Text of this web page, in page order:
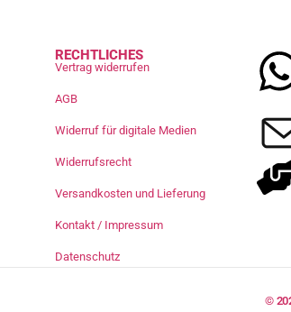
RECHTLICHES
Vertrag widerrufen
AGB
Widerruf für digitale Medien
Widerrufsrecht
Versandkosten und Lieferung
Kontakt / Impressum
Datenschutz
©